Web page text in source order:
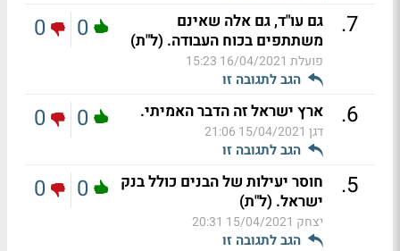
7
.
גם עו"ד, גם אלה שאינם
משתתפים בכוח העבודה. (ל"ת)
פועלת 16/04/2021 15:23
הגב לתגובה זו
0
0
6
. ארץ ישראל זה הדבר האמיתי.
דגן 15/04/2021 21:06
הגב לתגובה זו
0
0
5
.
חוסר יעילות של הבנים כולל בנק
ישראל. (ל"ת)
יצחק 15/04/2021 20:31
הגב לתגובה זו
0
0